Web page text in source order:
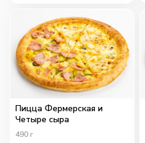
Пицца Фермерская и
Четыре сыра
490 г